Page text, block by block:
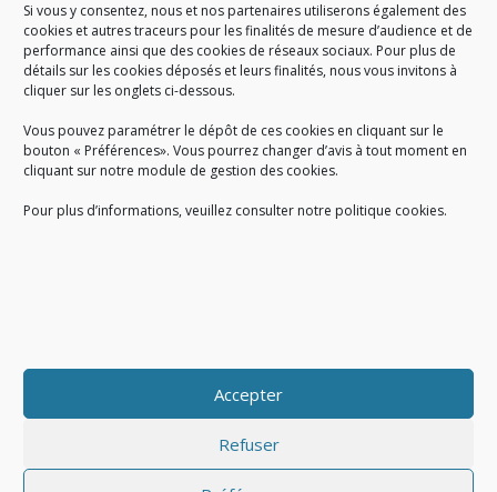
Si vous y consentez, nous et nos partenaires utiliserons également des
cookies et autres traceurs pour les finalités de mesure d’audience et de
performance ainsi que des cookies de réseaux sociaux. Pour plus de
détails sur les cookies déposés et leurs finalités, nous vous invitons à
cliquer sur les onglets ci-dessous.
Vous pouvez paramétrer le dépôt de ces cookies en cliquant sur le
bouton « Préférences». Vous pourrez changer d’avis à tout moment en
cliquant sur notre module de gestion des cookies.
Pour plus d’informations, veuillez consulter notre politique cookies.
Accepter
Refuser
A SAVOIR
Créé en 1978, le Sigidurs est un établissement public quiexerce
des missions de service public : la prévention, la collecte et la
valorisation des déchets ménagers et assimilés produits par son
territoire.
Accueil du public :